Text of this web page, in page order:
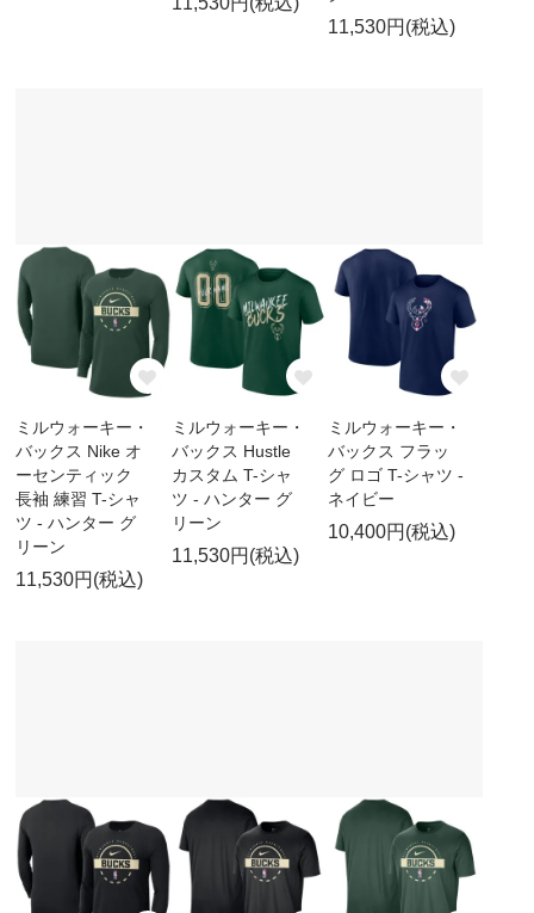
11,530円(税込)
ミルウォーキー・
バックス Nike オ
ーセンティック
長袖 練習 T-シャ
ツ - ハンター グ
リーン
11,530円(税込)
ミルウォーキー・
バックス Hustle
カスタム T-シャ
ツ - ハンター グ
リーン
11,530円(税込)
ミルウォーキー・
バックス フラッ
グ ロゴ T-シャツ -
ネイビー
10,400円(税込)